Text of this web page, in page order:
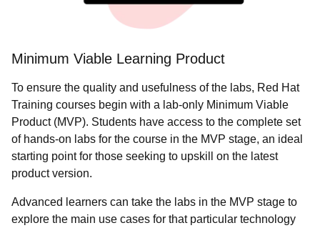
Minimum Viable Learning Product
To ensure the quality and usefulness of the labs, Red Hat
Training courses begin with a lab-only Minimum Viable
Product (MVP). Students have access to the complete set
of hands-on labs for the course in the MVP stage, an ideal
starting point for those seeking to upskill on the latest
product version.
Advanced learners can take the labs in the MVP stage to
explore the main use cases for that particular technology